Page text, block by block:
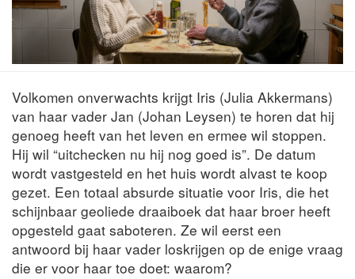
Volkomen onverwachts krijgt Iris (Julia Akkermans)
van haar vader Jan (Johan Leysen) te horen dat hij
genoeg heeft van het leven en ermee wil stoppen.
Hij wil “uitchecken nu hij nog goed is”. De datum
wordt vastgesteld en het huis wordt alvast te koop
gezet. Een totaal absurde situatie voor Iris, die het
schijnbaar geoliede draaiboek dat haar broer heeft
opgesteld gaat saboteren. Ze wil eerst een
antwoord bij haar vader loskrijgen op de enige vraag
die er voor haar toe doet: waarom?